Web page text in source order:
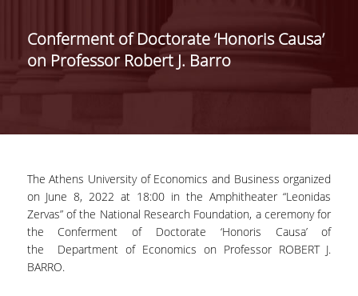
ΔΙΟΙΚΗΣΗ ΤΟΥ ΤΜΗΜΑΤΟΣ
ΓΙΑ ΜΑΘΗΤΕΣ Γ' ΛΥΚΕΙΟΥ
ΕΠΙΤΙΜΟΙ ΔΙΔΑΚΤΟΡΕΣ
ΜΕΤΑΔΙΔΑΚΤΟΡΕΣ
Conferment of Doctorate ‘Honoris Causa’
on Professor Robert J. Barro
The Athens University of Economics and Business organized
on June 8, 2022 at 18:00 in the Amphitheater “Leonidas
Zervas” of the National Research Foundation, a ceremony for
the Conferment of Doctorate ‘Honoris Causa’ of
the Department of Economics on Professor ROBERT J.
BARRO.